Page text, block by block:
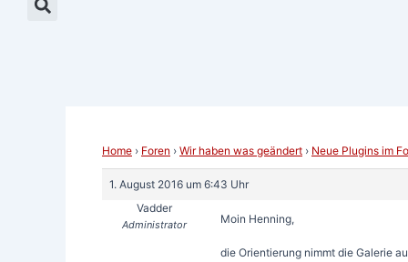
Home › Foren › Wir haben was geändert › Neue Plugins im
1. August 2016 um 6:43 Uhr
Vadder
Administrator Moin Henning,
die Orientierung nimmt die Galerie